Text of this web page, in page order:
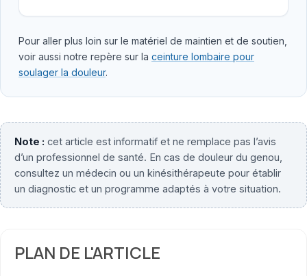
Pour aller plus loin sur le matériel de maintien et de soutien,
voir aussi notre repère sur la ceinture lombaire pour
soulager la douleur.
Note : cet article est informatif et ne remplace pas l’avis
d’un professionnel de santé. En cas de douleur du genou,
consultez un médecin ou un kinésithérapeute pour établir
un diagnostic et un programme adaptés à votre situation.
PLAN DE L'ARTICLE